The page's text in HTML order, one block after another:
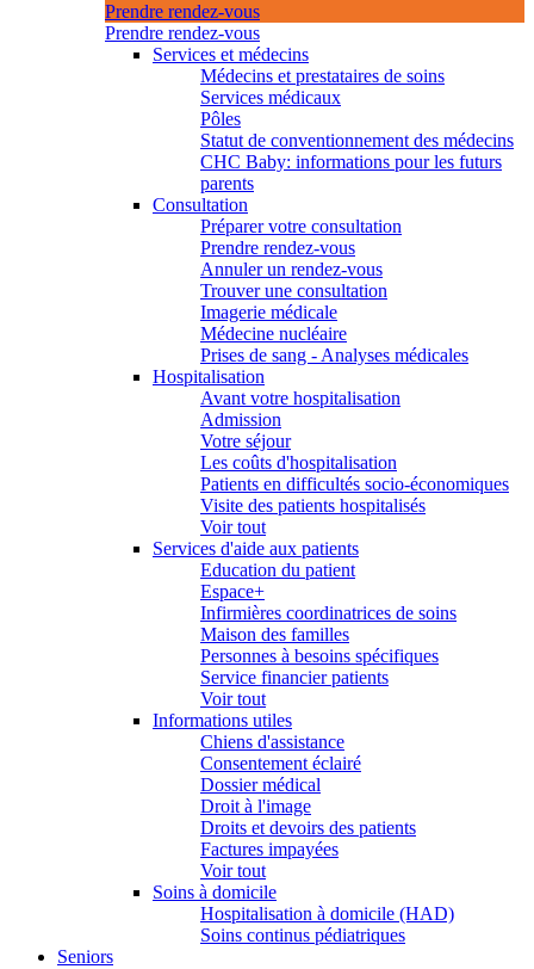
Prendre rendez-vous
Prendre rendez-vous
Services et médecins
Médecins et prestataires de soins
Services médicaux
Pôles
Statut de conventionnement des médecins
CHC Baby: informations pour les futurs
parents
Consultation
Préparer votre consultation
Prendre rendez-vous
Annuler un rendez-vous
Trouver une consultation
Imagerie médicale
Médecine nucléaire
Prises de sang - Analyses médicales
Hospitalisation
Avant votre hospitalisation
Admission
Votre séjour
Les coûts d'hospitalisation
Patients en difficultés socio-économiques
Visite des patients hospitalisés
Voir tout
Services d'aide aux patients
Education du patient
Espace+
Infirmières coordinatrices de soins
Maison des familles
Personnes à besoins spécifiques
Service financier patients
Voir tout
Informations utiles
Chiens d'assistance
Consentement éclairé
Dossier médical
Droit à l'image
Droits et devoirs des patients
Factures impayées
Voir tout
Soins à domicile
Hospitalisation à domicile (HAD)
Soins continus pédiatriques
Seniors